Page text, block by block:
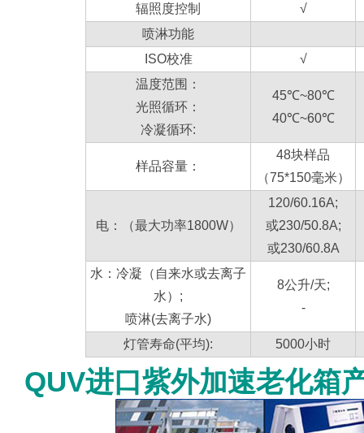
辐照度控制
√
喷淋功能
ISO校准
√
温度范围：
光照循环：
冷凝循环:
45℃~80℃
40℃~60℃
样品容量：
48块样品
（75*150毫米）
电：（最大功率1800W）
120/60.16A;
或230/50.8A;
或230/60.8A
水：冷凝（自来水或去离子
水）;
喷淋(去离子水)
8公升/天;
-
灯管寿命(平均): 5000小时
QUV进口紫外加速老化箱